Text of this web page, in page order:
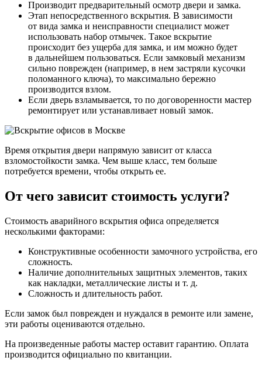
Производит предварительный осмотр двери и замка.
Этап непосредственного вскрытия. В зависимости
от вида замка и неисправности специалист может
использовать набор отмычек. Такое вскрытие
происходит без ущерба для замка, и им можно будет
в дальнейшем пользоваться. Если замковый механизм
сильно поврежден (например, в нем застряли кусочки
поломанного ключа), то максимально бережно
производится взлом.
Если дверь взламывается, то по договоренности мастер
ремонтирует или устанавливает новый замок.
Время открытия двери напрямую зависит от класса
взломостойкости замка. Чем выше класс, тем больше
потребуется времени, чтобы открыть ее.
От чего зависит стоимость услуги?
Стоимость аварийного вскрытия офиса определяется
несколькими факторами:
Конструктивные особенности замочного устройства, его
сложность.
Наличие дополнительных защитных элементов, таких
как накладки, металлические листы и т. д.
Сложность и длительность работ.
Если замок был поврежден и нуждался в ремонте или замене,
эти работы оцениваются отдельно.
На произведенные работы мастер оставит гарантию. Оплата
производится официально по квитанции.